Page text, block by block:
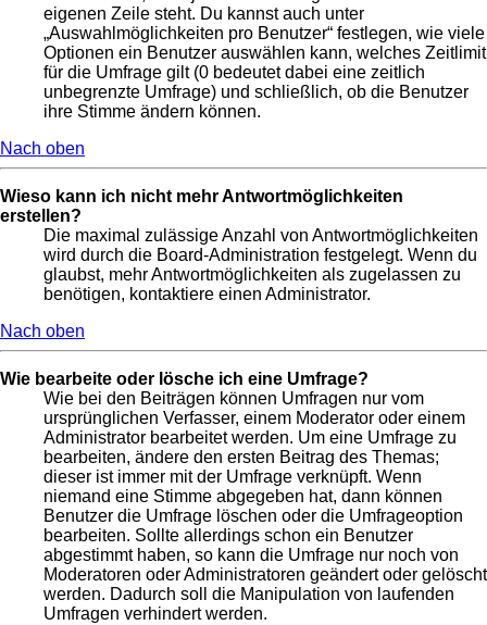
eigenen Zeile steht. Du kannst auch unter
„Auswahlmöglichkeiten pro Benutzer“ festlegen, wie viele
Optionen ein Benutzer auswählen kann, welches Zeitlimit
für die Umfrage gilt (0 bedeutet dabei eine zeitlich
unbegrenzte Umfrage) und schließlich, ob die Benutzer
ihre Stimme ändern können.
Nach oben
Wieso kann ich nicht mehr Antwortmöglichkeiten
erstellen?
Die maximal zulässige Anzahl von Antwortmöglichkeiten
wird durch die Board-Administration festgelegt. Wenn du
glaubst, mehr Antwortmöglichkeiten als zugelassen zu
benötigen, kontaktiere einen Administrator.
Nach oben
Wie bearbeite oder lösche ich eine Umfrage?
Wie bei den Beiträgen können Umfragen nur vom
ursprünglichen Verfasser, einem Moderator oder einem
Administrator bearbeitet werden. Um eine Umfrage zu
bearbeiten, ändere den ersten Beitrag des Themas;
dieser ist immer mit der Umfrage verknüpft. Wenn
niemand eine Stimme abgegeben hat, dann können
Benutzer die Umfrage löschen oder die Umfrageoption
bearbeiten. Sollte allerdings schon ein Benutzer
abgestimmt haben, so kann die Umfrage nur noch von
Moderatoren oder Administratoren geändert oder gelöscht
werden. Dadurch soll die Manipulation von laufenden
Umfragen verhindert werden.